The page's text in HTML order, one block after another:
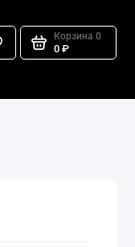
Корзина 0
0 ₽